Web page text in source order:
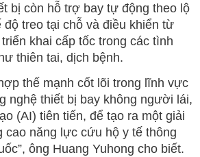
bị còn hỗ trợ bay tự động theo lộ
độ treo tại chỗ và điều khiển từ
khai cấp tốc trong các tình
thiên tai, dịch bệnh.
thế mạnh cốt lõi trong lĩnh vực
nghệ thiết bị bay không người lái,
(AI) tiên tiến, để tạo ra một giải
cao năng lực cứu hộ y tế thông
ông Huang Yuhong cho biết.